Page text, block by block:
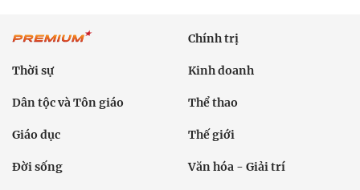
Chính trị
Thời sự Kinh doanh
Dân tộc và Tôn giáo Thể thao
Giáo dục Thế giới
Đời sống Văn hóa - Giải trí